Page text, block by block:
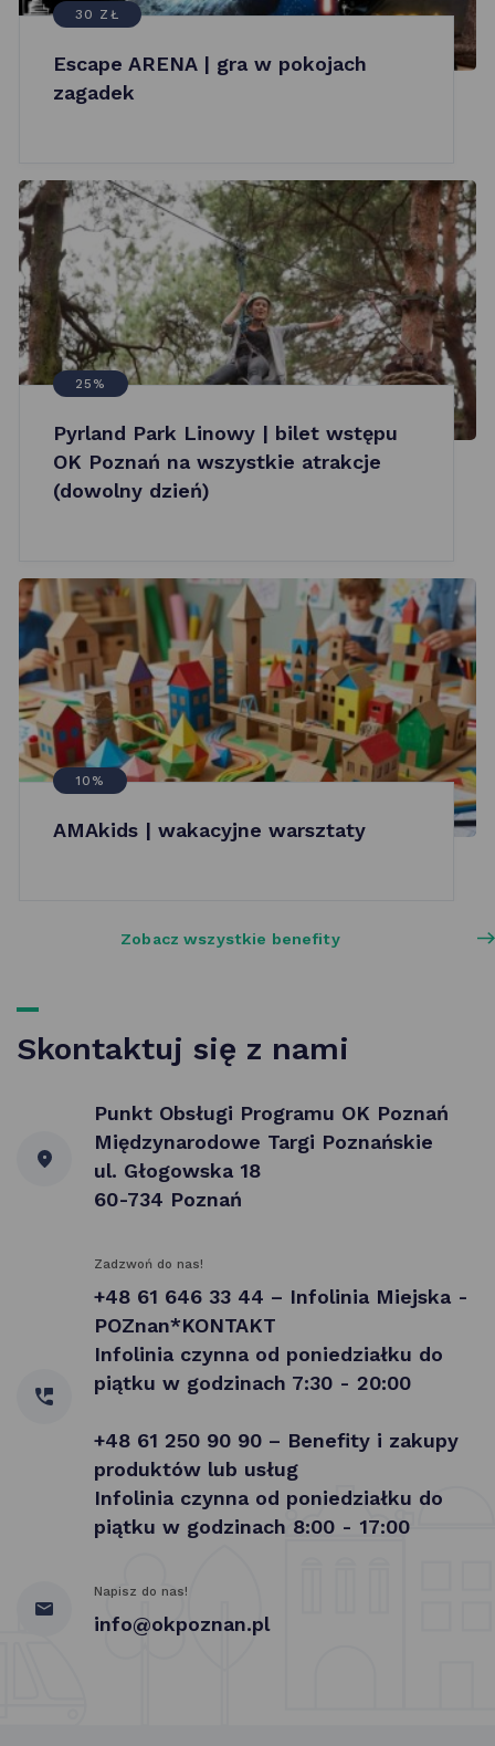
30 ZŁ
Escape ARENA | gra w pokojach
zagadek
25%
Pyrland Park Linowy | bilet wstępu
OK Poznań na wszystkie atrakcje
(dowolny dzień)
10%
AMAkids | wakacyjne warsztaty
Zobacz wszystkie benefity
Skontaktuj się z nami
Punkt Obsługi Programu OK Poznań
Międzynarodowe Targi Poznańskie
ul. Głogowska 18
60-734 Poznań
Zadzwoń do nas!
+48 61 646 33 44 – Infolinia Miejska -
POZnan*KONTAKT
Infolinia czynna od poniedziałku do
piątku w godzinach 7:30 - 20:00
+48 61 250 90 90 – Benefity i zakupy
produktów lub usług
Infolinia czynna od poniedziałku do
piątku w godzinach 8:00 - 17:00
Napisz do nas!
info@okpoznan.pl